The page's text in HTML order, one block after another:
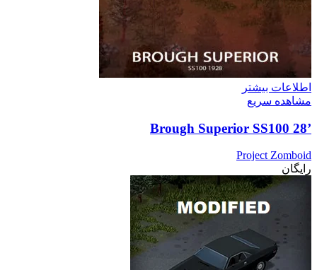
اطلاعات بیشتر
مشاهده سریع
’28 Brough Superior SS100
Project Zomboid
رایگان